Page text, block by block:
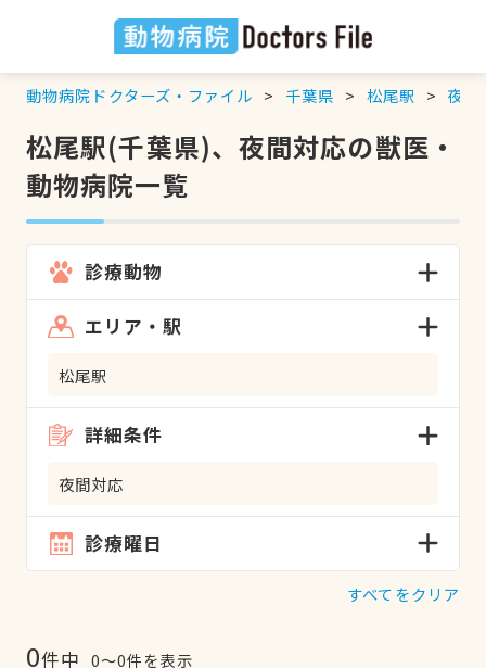
動物病院ドクターズ・ファイル 千葉県 松尾駅 夜間
松尾駅(千葉県)、夜間対応の獣医・
動物病院一覧
診療動物
エリア・駅
松尾駅
詳細条件
夜間対応
診療曜日
すべてをクリア
0件中 0〜0件を表示